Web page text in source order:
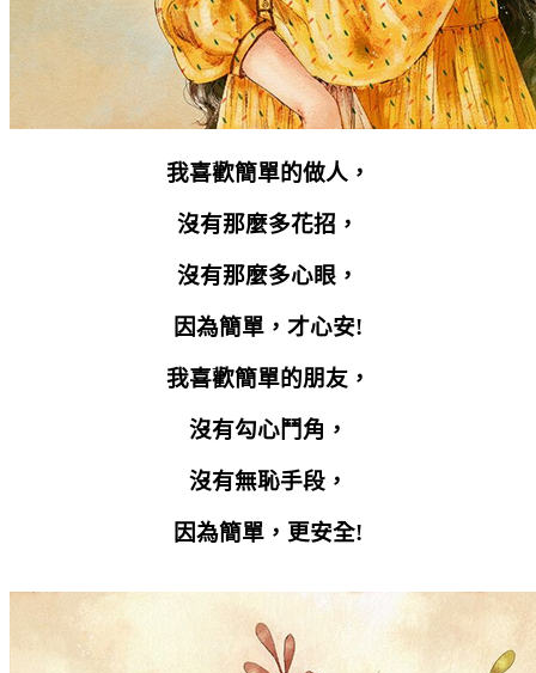
我喜歡簡單的做人，
沒有那麼多花招，
沒有那麼多心眼，
因為簡單，才心安!
我喜歡簡單的朋友，
沒有勾心鬥角，
沒有無恥手段，
因為簡單，更安全!